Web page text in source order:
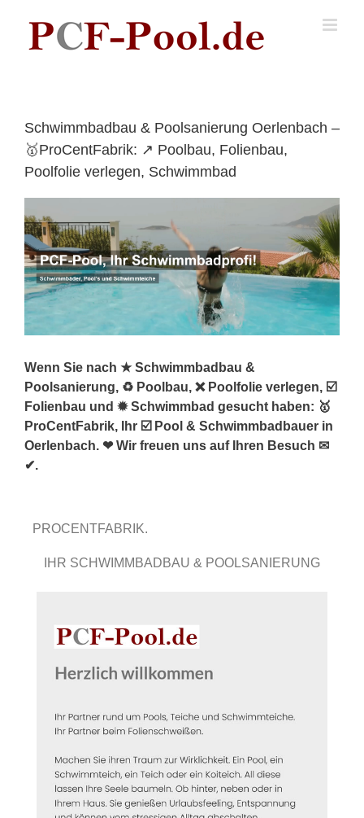
content
Schwimmbadbau & Poolsanierung Oerlenbach –
🥇ProCentFabrik: ↗️ Poolbau, Folienbau,
Poolfolie verlegen, Schwimmbad
Wenn Sie nach ★ Schwimmbadbau &
Poolsanierung, ♻ Poolbau, ❌ Poolfolie verlegen, ☑️
Folienbau und ✹ Schwimmbad gesucht haben: 🥇
ProCentFabrik, Ihr ☑️ Pool & Schwimmbadbauer in
Oerlenbach. ❤ Wir freuen uns auf Ihren Besuch ✉
✔.
PROCENTFABRIK.
IHR SCHWIMMBADBAU & POOLSANIERUNG